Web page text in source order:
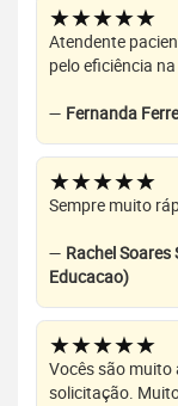
★★★★★
Atendente
pelo eficiência
— Fernanda
★★★★★
Sempre muito
— Rachel
Educacao)
★★★★★
Vocês são muito
solicitação.